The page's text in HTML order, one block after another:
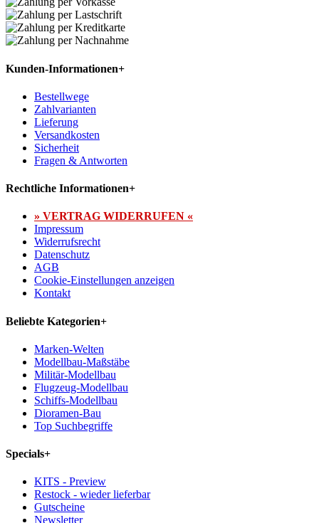
Kunden-Informationen+
Bestellwege
Zahlvarianten
Lieferung
Versandkosten
Sicherheit
Fragen & Antworten
Rechtliche Informationen+
» VERTRAG WIDERRUFEN «
Impressum
Widerrufsrecht
Datenschutz
AGB
Cookie-Einstellungen anzeigen
Kontakt
Beliebte Kategorien+
Marken-Welten
Modellbau-Maßstäbe
Militär-Modellbau
Flugzeug-Modellbau
Schiffs-Modellbau
Dioramen-Bau
Top Suchbegriffe
Specials+
KITS - Preview
Restock - wieder lieferbar
Gutscheine
Newsletter